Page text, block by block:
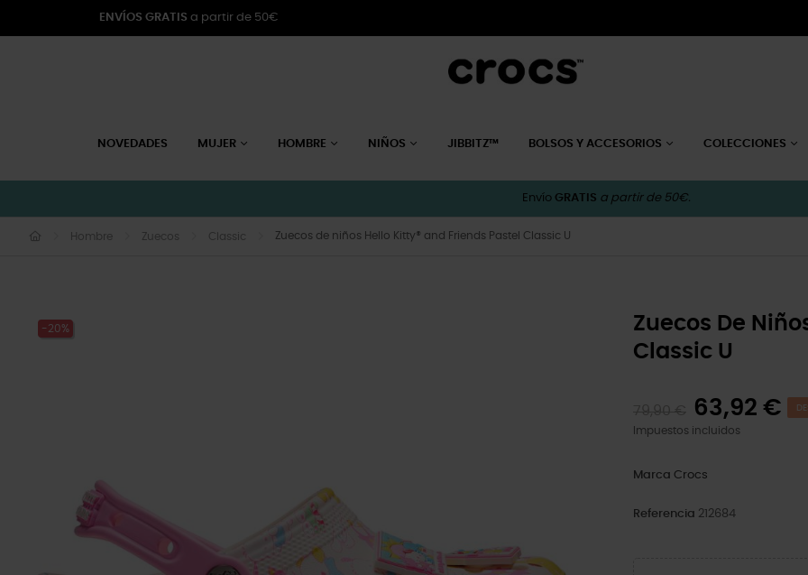
ENVÍOS GRATIS a partir de 50€
NOVEDADES MUJER HOMBRE NIÑOS JIBBITZ™ BOLSOS Y ACCESORIOS COLECCIONES
Envío GRATIS a partir de 50€.
Hombre Zuecos Classic Zuecos de niños Hello Kitty® and Friends Pastel Classic U
-20%
Zuecos De
Classic U
63,92 €
Impuestos incluidos
Marca Crocs
Referencia 212684